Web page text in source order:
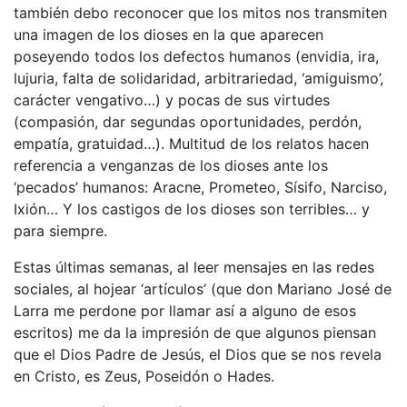
también debo reconocer que los mitos nos transmiten
una imagen de los dioses en la que aparecen
poseyendo todos los defectos humanos (envidia, ira,
lujuria, falta de solidaridad, arbitrariedad, ‘amiguismo’,
carácter vengativo…) y pocas de sus virtudes
(compasión, dar segundas oportunidades, perdón,
empatía, gratuidad…). Multitud de los relatos hacen
referencia a venganzas de los dioses ante los
‘pecados’ humanos: Aracne, Prometeo, Sísifo, Narciso,
Ixión… Y los castigos de los dioses son terribles… y
para siempre.
Estas últimas semanas, al leer mensajes en las redes
sociales, al hojear ‘artículos’ (que don Mariano José de
Larra me perdone por llamar así a alguno de esos
escritos) me da la impresión de que algunos piensan
que el Dios Padre de Jesús, el Dios que se nos revela
en Cristo, es Zeus, Poseidón o Hades.